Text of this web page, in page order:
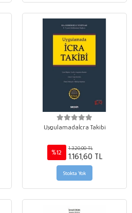
Uygulamadaİcra Takibi
%12
1.320,00 TL
1.161,60 TL
Stokta Yok